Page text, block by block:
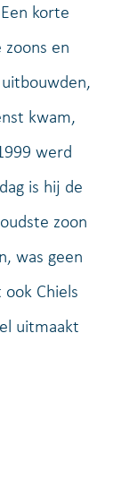
korte
zoons en
kwam,
werd
is hij de
zoon
was geen
Chiels
uitmaakt